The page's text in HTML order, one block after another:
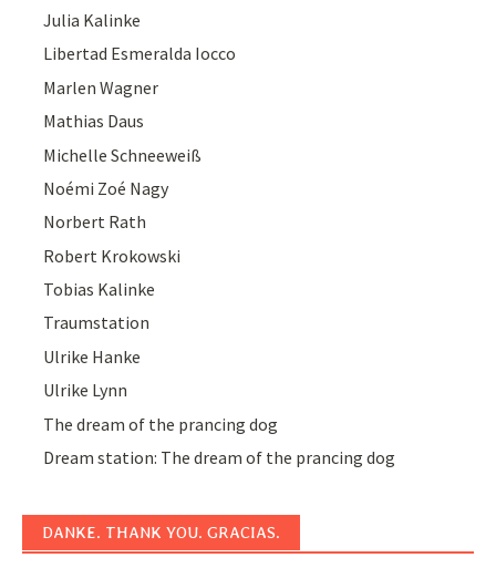
Julia Kalinke
Libertad Esmeralda Iocco
Marlen Wagner
Mathias Daus
Michelle Schneeweiß
Noémi Zoé Nagy
Norbert Rath
Robert Krokowski
Tobias Kalinke
Traumstation
Ulrike Hanke
Ulrike Lynn
The dream of the prancing dog
Dream station: The dream of the prancing dog
DANKE. THANK YOU. GRACIAS.